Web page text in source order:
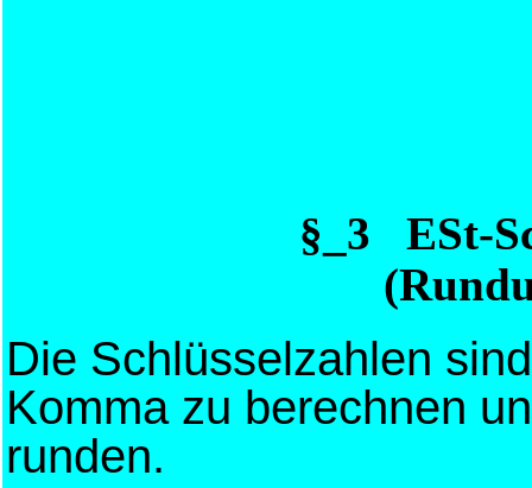
§_3 ESt-
Die Schlüsselzahlen
Komma zu berechnen
runden.